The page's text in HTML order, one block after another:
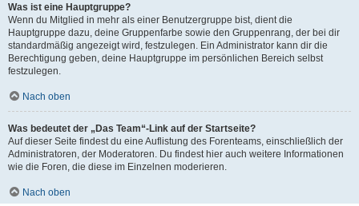
Was ist eine Hauptgruppe?
Wenn du Mitglied in mehr als einer Benutzergruppe bist, dient die
Hauptgruppe dazu, deine Gruppenfarbe sowie den Gruppenrang, der bei dir
standardmäßig angezeigt wird, festzulegen. Ein Administrator kann dir die
Berechtigung geben, deine Hauptgruppe im persönlichen Bereich selbst
festzulegen.
Nach oben
Was bedeutet der „Das Team“-Link auf der Startseite?
Auf dieser Seite findest du eine Auflistung des Forenteams, einschließlich der
Administratoren, der Moderatoren. Du findest hier auch weitere Informationen
wie die Foren, die diese im Einzelnen moderieren.
Nach oben